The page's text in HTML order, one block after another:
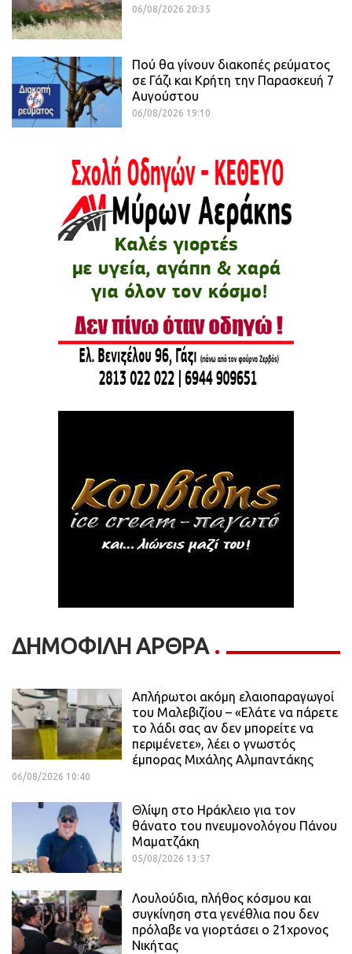
06/08/2026 20:35
Πού θα γίνουν διακοπές ρεύματος
σε Γάζι και Κρήτη την Παρασκευή 7
Αυγούστου
06/08/2026 19:10
ΔΗΜΟΦΙΛΗ ΑΡΘΡΑ
Απλήρωτοι ακόμη ελαιοπαραγωγοί
του Μαλεβιζίου – «Ελάτε να πάρετε
το λάδι σας αν δεν μπορείτε να
περιμένετε», λέει ο γνωστός
έμπορας Μιχάλης Αλμπαντάκης
06/08/2026 10:40
Θλίψη στο Ηράκλειο για τον
θάνατο του πνευμονολόγου Πάνου
Μαματζάκη
05/08/2026 13:57
Λουλούδια, πλήθος κόσμου και
συγκίνηση στα γενέθλια που δεν
πρόλαβε να γιορτάσει ο 21χρονος
Νικήτας